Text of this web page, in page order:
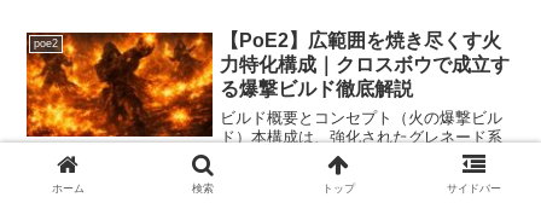
全体的に向上しています。体感では25％
以上安定した...
poe2
【PoE2】広範囲を焼き尽くす火
力特化構成｜クロスボウで成立す
る爆撃ビルド徹底解説
ビルド概要とコンセプト（火の爆撃ビル
ド）本構成は、強化されたグレネード系
スキルを主軸に、広範囲を火の海に変え
ることで敵集団を一掃するビルドです。
クロスボウは癖が強い反面、火力性能は
ホーム 検索 トップ サイドバー